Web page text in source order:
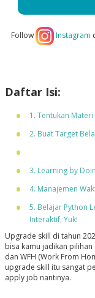
Follow Instagram
Daftar Isi:
1. Tentukan
2. Buat Target
3. Learning by
4. Manajemen
5. Belajar Python
Interaktif, Yuk!
Upgrade skill di tahun
bisa kamu jadikan pilihan
dan WFH (Work From
upgrade skill itu sangat
apply job nantinya.